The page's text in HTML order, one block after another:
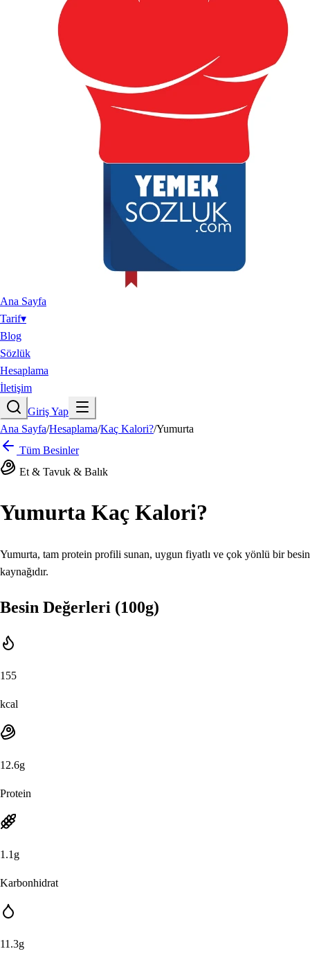
Ana Sayfa
Tarif▾
Blog
Sözlük
Hesaplama
İletişim
Giriş Yap
Ana Sayfa/Hesaplama/Kaç Kalori?/Yumurta
Tüm Besinler
Et & Tavuk & Balık
Yumurta Kaç Kalori?
Yumurta, tam protein profili sunan, uygun fiyatlı ve çok yönlü bir besin
kaynağıdır.
Besin Değerleri (100g)
155
kcal
12.6g
Protein
1.1 g
Karbonhidrat
11.3g